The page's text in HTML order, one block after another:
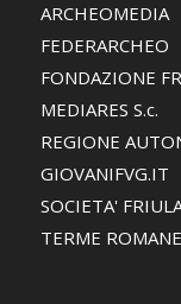
ARCHEOMEDIA
FEDERARCHEO
FONDAZIONE
MEDIARES S.c.
REGIONE
GIOVANIFVG.IT
SOCIETA'
TERME